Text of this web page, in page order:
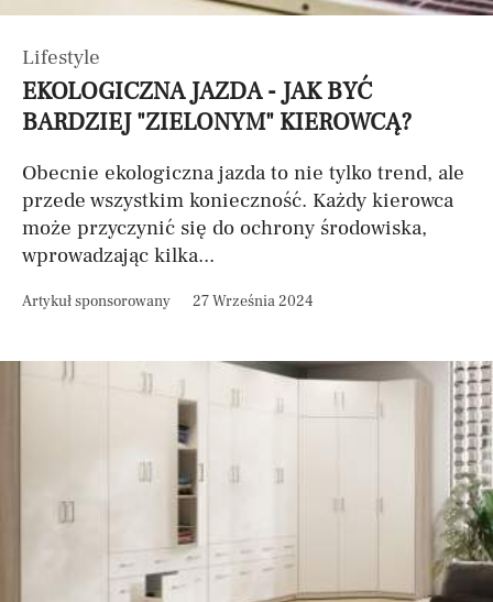
Lifestyle
EKOLOGICZNA JAZDA - JAK BYĆ
BARDZIEJ "ZIELONYM" KIEROWCĄ?
Obecnie ekologiczna jazda to nie tylko trend, ale
przede wszystkim konieczność. Każdy kierowca
może przyczynić się do ochrony środowiska,
wprowadzając kilka...
Artykuł sponsorowany 27 Września 2024